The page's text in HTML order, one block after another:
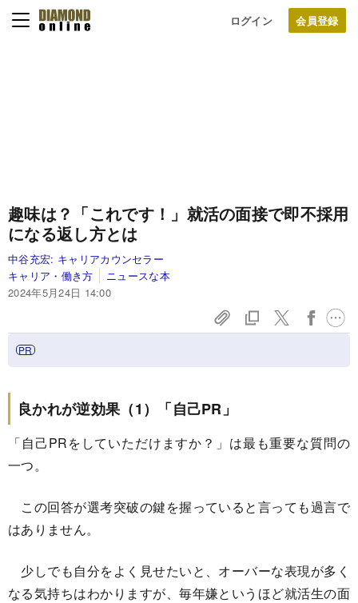
ログイン
趣味は？「これです！」就活の面接で即不採用
になる返し方とは
中谷充宏: キャリアカウンセラー
キャリア・働き方
ニュースな本
2024年5月24日 14:00
良かれが逆効果（1）「自己PR」
「自己PRをしていただけますか？」は最も重要な質問の
一つ。
この回答が選考突破の鍵を握っていると言っても過言で
はありません。
少しでも自分をよく見せたいと、オーバーな表現が多く
なる気持ちはわかりますが、毎年嫌というほど就活生の面